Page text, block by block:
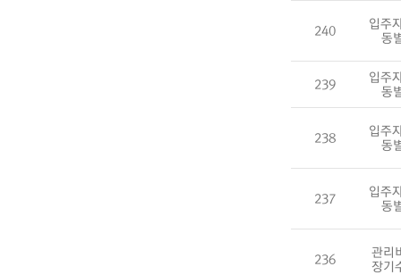
240
입주
동
239
입주
동
238
입주
동
237
입주
동
236
관리
장기